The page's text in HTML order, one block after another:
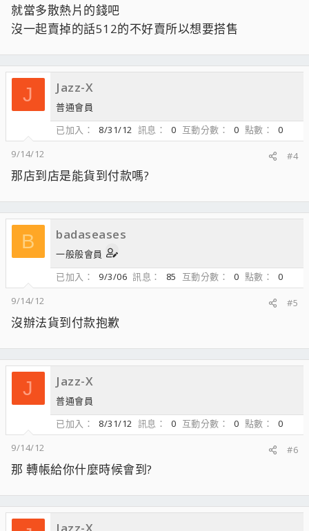
就當多散熱片的錢吧
沒一起賣掉的話512的不好賣所以想要搭售
J Jazz-X
普通會員
已加入
8/31/12 訊息 0 互動分數 0 點數
0
9/14/12
#4
那店到店是能貨到付款嗎?
B badaseases
一般般會員
已加入
9/3/06 訊息 85 互動分數 0 點數
0
9/14/12
#5
沒辦法貨到付款抱歉
J Jazz-X
普通會員
已加入
8/31/12 訊息 0 互動分數 0 點數
0
9/14/12
#6
那 轉帳給你什麼時候會到?